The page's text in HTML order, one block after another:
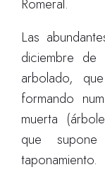
Romeral.
Las
diciembre
arbolado,
formando
muerta
que
taponamiento.